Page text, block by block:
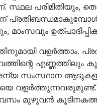
പരിമിതിയും,
മാംസവും
വളര്‍ത്താം.
എണ്ണത്തിലും
അന്യ സംസ്ഥാന
മുഴുവന്‍